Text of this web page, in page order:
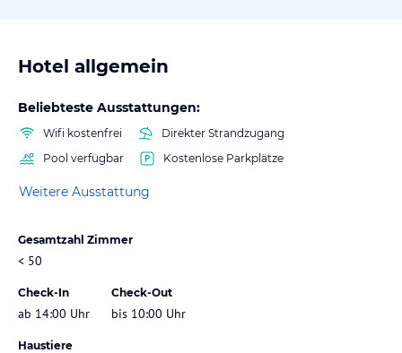
Hotel allgemein
Beliebteste Ausstattungen:
Wifi kostenfrei
Direkter Strandzugang
Pool verfügbar
Kostenlose Parkplätze
Weitere Ausstattung
Gesamtzahl Zimmer
< 50
Check-In
ab 14:00 Uhr
Check-Out
bis 10:00 Uhr
Haustiere